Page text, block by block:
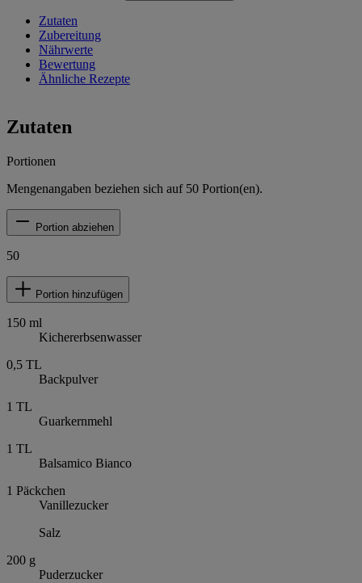
Zutaten
Zubereitung
Nährwerte
Bewertung
Ähnliche Rezepte
Zutaten
Portionen
Mengenangaben beziehen sich auf 50 Portion(en).
Portion abziehen
50
Portion hinzufügen
150 ml
Kichererbsenwasser
0,5 TL
Backpulver
1 TL
Guarkernmehl
1 TL
Balsamico Bianco
1 Päckchen
Vanillezucker
Salz
200 g
Puderzucker